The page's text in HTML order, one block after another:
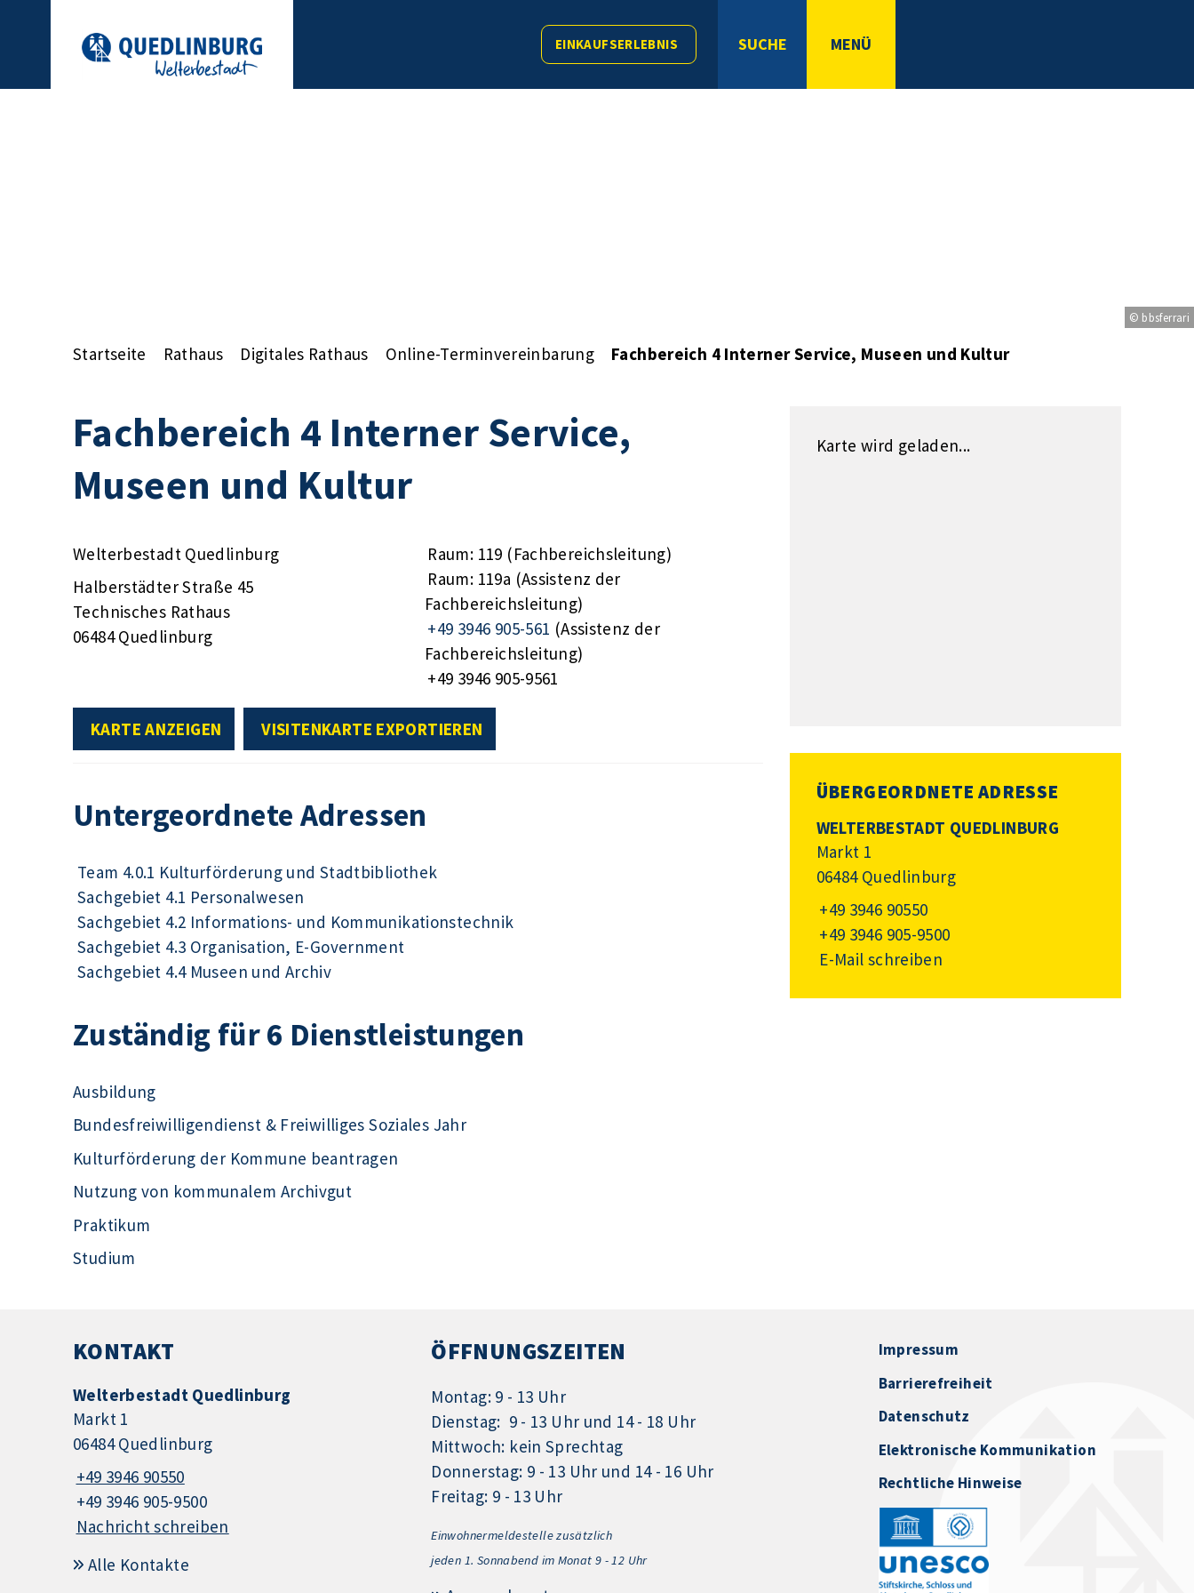
EINKAUFSERLEBNIS SUCHE MENÜ
© bbsferrari
Startseite Rathaus Digitales Rathaus Online-Terminvereinbarung Fachbereich 4 Interner Service, Museen und Kultur
Fachbereich 4 Interner Service,
Museen und Kultur
Welterbestadt Quedlinburg
Halberstädter Straße 45
Technisches Rathaus
06484 Quedlinburg
Raum: 119 (Fachbereichsleitung)
Raum: 119a (Assistenz der
Fachbereichsleitung)
+49 3946 905-561 (Assistenz der
Fachbereichsleitung)
+49 3946 905-9561
KARTE ANZEIGEN VISITENKARTE EXPORTIEREN
Untergeordnete Adressen
Team 4.0.1 Kulturförderung und Stadtbibliothek
Sachgebiet 4.1 Personalwesen
Sachgebiet 4.2 Informations- und Kommunikationstechnik
Sachgebiet 4.3 Organisation, E-Government
Sachgebiet 4.4 Museen und Archiv
Zuständig für 6 Dienstleistungen
Ausbildung
Bundesfreiwilligendienst & Freiwilliges Soziales Jahr
Kulturförderung der Kommune beantragen
Nutzung von kommunalem Archivgut
Praktikum
Studium
Karte wird geladen...
ÜBERGEORDNETE ADRESSE
WELTERBESTADT QUEDLINBURG
Markt 1
06484 Quedlinburg
+49 3946 90550
+49 3946 905-9500
E-Mail schreiben
KONTAKT
Welterbestadt Quedlinburg
Markt 1
06484 Quedlinburg
+49 3946 90550
+49 3946 905-9500
Nachricht schreiben
Alle Kontakte
ÖFFNUNGSZEITEN
Montag: 9 - 13 Uhr
Dienstag: 9 - 13 Uhr und 14 - 18 Uhr
Mittwoch: kein Sprechtag
Donnerstag: 9 - 13 Uhr und 14 - 16 Uhr
Freitag: 9 - 13 Uhr
Einwohnermeldestelle zusätzlich
jeden 1. Sonnabend im Monat 9 - 12 Uhr
Impressum
Barrierefreiheit
Datenschutz
Elektronische Kommunikation
Rechtliche Hinweise